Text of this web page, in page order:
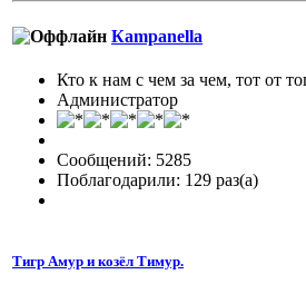
Кampanella
Кто к нам с чем за чем, тот от
Администратор
Сообщений: 5285
Поблагодарили: 129 раз(а)
Тигр Амур и козёл Тимур.